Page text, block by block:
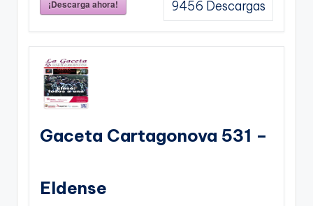
¡Descarga ahora! 9456 Descargas
Gaceta Cartagonova 531 –
Eldense